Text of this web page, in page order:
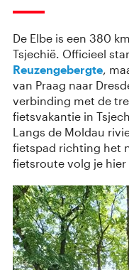
De Elbe is een 380
Tsjechië. Officieel
Reuzengebergte,
van Praag naar
verbinding met de
fietsvakantie in
Langs de Moldau
fietspad richting het
fietsroute volg je